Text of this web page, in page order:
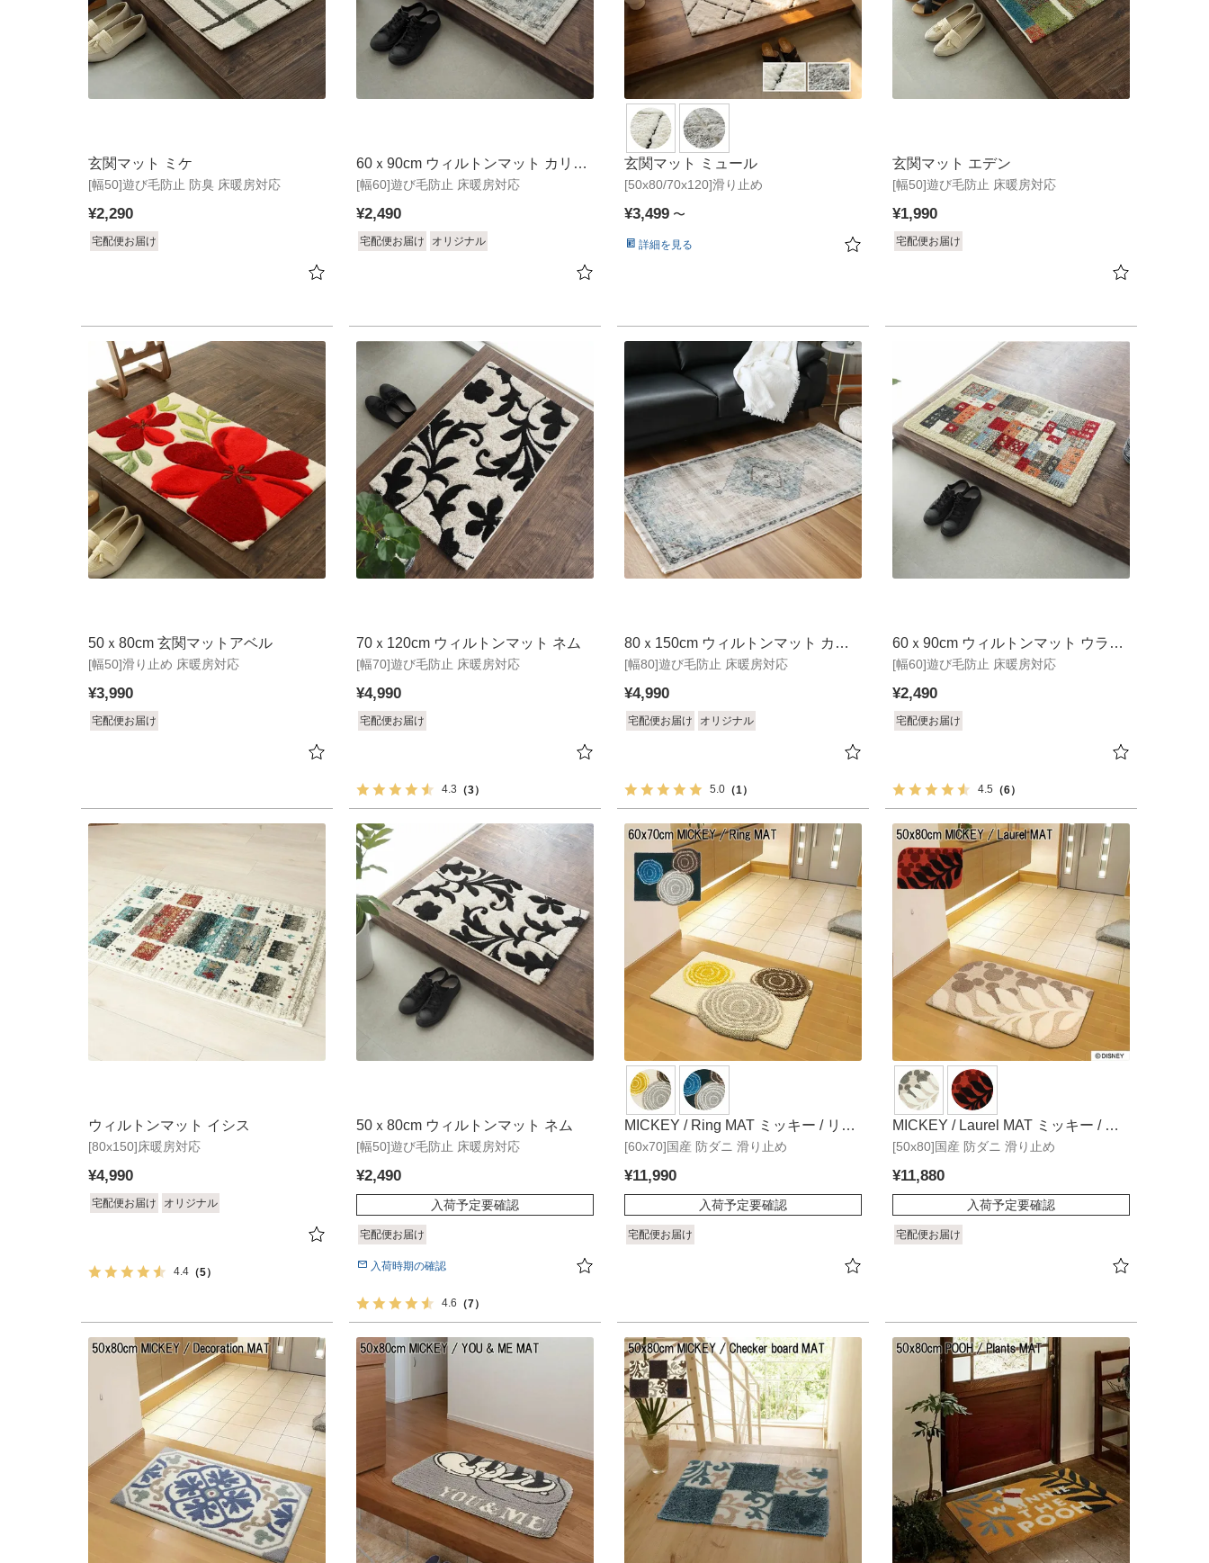
[幅50]遊び毛防止 防臭 床暖房対応
玄関マット ミケ
¥2,290
宅配便お届け
[幅60]遊び毛防止 床暖房対応
60ｘ90cm ウィルトンマット カリュ
ケ
¥2,490
宅配便お届け オリジナル
[50x80/70x120]滑り止め
玄関マット ミュール
¥3,499 〜
詳細を見る
[幅50]遊び毛防止 床暖房対応
玄関マット エデン
¥1,990
宅配便お届け
[幅50]滑り止め 床暖房対応
50ｘ80cm 玄関マットアベル
¥3,990
宅配便お届け
[幅70]遊び毛防止 床暖房対応
70ｘ120cm ウィルトンマット ネム
¥4,990
宅配便お届け
4.3 （3）
[幅80]遊び毛防止 床暖房対応
80ｘ150cm ウィルトンマット カリ
ュケ
¥4,990
宅配便お届け オリジナル
5.0 （1）
[幅60]遊び毛防止 床暖房対応
60ｘ90cm ウィルトンマット ウラノ
ス
¥2,490
宅配便お届け
4.5 （6）
[80x150]床暖房対応
ウィルトンマット イシス
¥4,990
宅配便お届け オリジナル
4.4 （5）
[幅50]遊び毛防止 床暖房対応
50ｘ80cm ウィルトンマット ネム
¥2,490
入荷予定要確認
宅配便お届け
入荷時期の確認
4.6 （7）
[60x70]国産 防ダニ 滑り止め
MICKEY / Ring MAT ミッキー / リン
グマット DMM-4025
¥11,990
入荷予定要確認
宅配便お届け
[50x80]国産 防ダニ 滑り止め
MICKEY / Laurel MAT ミッキー / ロ
ーレルマット DMM-4026
¥11,880
入荷予定要確認
宅配便お届け